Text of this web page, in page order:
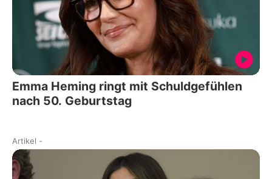
Emma Heming ringt mit Schuldgefühlen
nach 50. Geburtstag
Artikel -